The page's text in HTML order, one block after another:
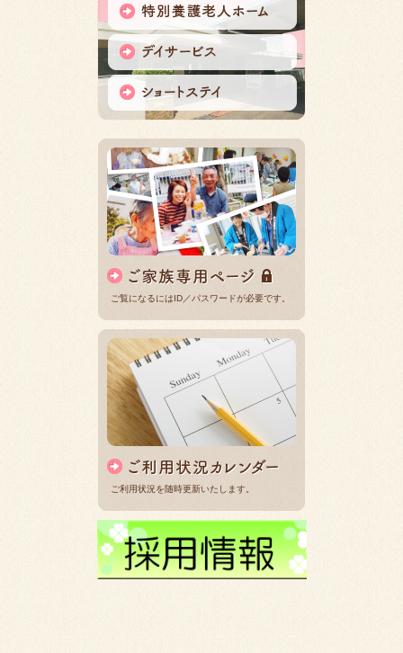
ご覧になるにはID／パスワードが必要です。
ご利用状況を随時更新いたします。